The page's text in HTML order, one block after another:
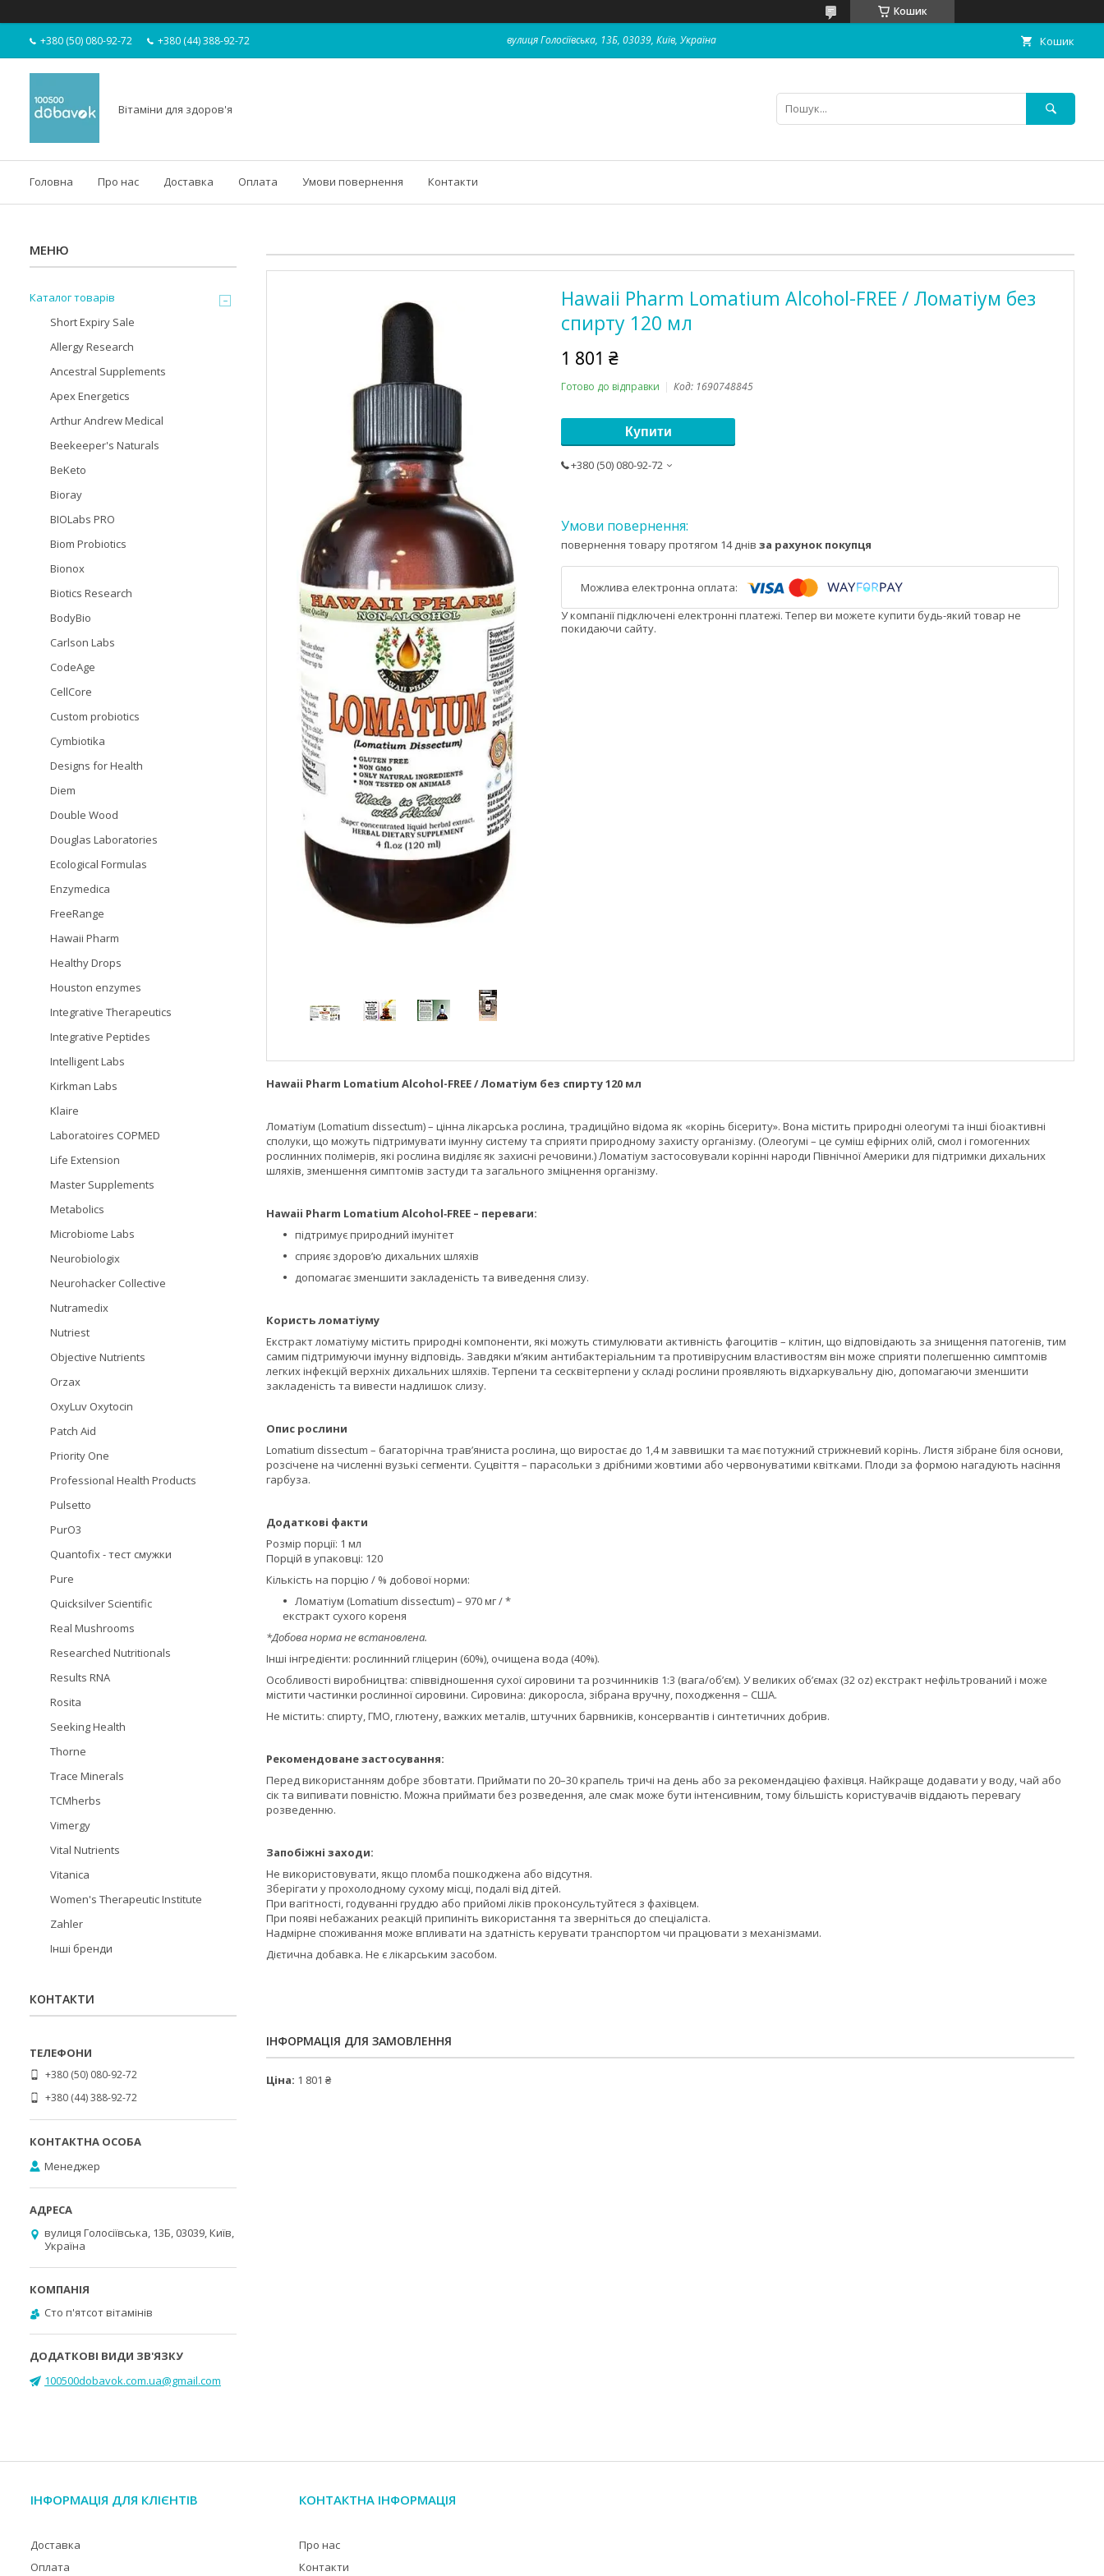
Кошик
+380 (50) 080-92-72 +380 (44) 388-92-72 вулиця Голосіївська, 13Б, 03039, Київ, Україна Кошик
Вітаміни для здоров'я
Головна Про нас Доставка Оплата Умови повернення Контакти
Hawaii Pharm Lomatium Alcohol-FREE / Ломатіум без
спирту 120 мл
1 801 ₴
Готово до відправки Код: 1690748845
Купити
+380 (50) 080-92-72
повернення товару протягом 14 днів за рахунок покупця
У компанії підключені електронні платежі. Тепер ви можете купити будь-який товар не
покидаючи сайту.
Hawaii Pharm Lomatium Alcohol-FREE / Ломатіум без спирту 120 мл
Ломатіум (Lomatium dissectum) – цінна лікарська рослина, традиційно відома як «корінь бісериту». Вона містить природні олеогумі та інші біоактивні
сполуки, що можуть підтримувати імунну систему та сприяти природному захисту організму. (Олеогумі – це суміш ефірних олій, смол і гомогенних
рослинних полімерів, які рослина виділяє як захисні речовини.) Ломатіум застосовували корінні народи Північної Америки для підтримки дихальних
шляхів, зменшення симптомів застуди та загального зміцнення організму.
Hawaii Pharm Lomatium Alcohol‑FREE – переваги:
підтримує природний імунітет
сприяє здоров’ю дихальних шляхів
допомагає зменшити закладеність та виведення слизу.
Користь ломатіуму
Екстракт ломатіуму містить природні компоненти, які можуть стимулювати активність фагоцитів – клітин, що відповідають за знищення патогенів, тим
самим підтримуючи імунну відповідь. Завдяки м’яким антибактеріальним та противірусним властивостям він може сприяти полегшенню симптомів
легких інфекцій верхніх дихальних шляхів. Терпени та сесквітерпени у складі рослини проявляють відхаркувальну дію, допомагаючи зменшити
закладеність та вивести надлишок слизу.
Опис рослини
Lomatium dissectum – багаторічна трав’яниста рослина, що виростає до 1,4 м заввишки та має потужний стрижневий корінь. Листя зібране біля основи,
розсічене на численні вузькі сегменти. Суцвіття – парасольки з дрібними жовтими або червонуватими квітками. Плоди за формою нагадують насіння
гарбуза.
Додаткові факти
Розмір порції: 1 мл
Порцій в упаковці: 120
Кількість на порцію / % добової норми:
Ломатіум (Lomatium dissectum) – 970 мг / *
екстракт сухого кореня
*Добова норма не встановлена.
Інші інгредієнти: рослинний гліцерин (60%), очищена вода (40%).
Особливості виробництва: співвідношення сухої сировини та розчинників 1:3 (вага/об’єм). У великих об’ємах (32 oz) екстракт нефільтрований і може
містити частинки рослинної сировини. Сировина: дикоросла, зібрана вручну, походження – США.
Не містить: спирту, ГМО, глютену, важких металів, штучних барвників, консервантів і синтетичних добрив.
Рекомендоване застосування:
Перед використанням добре збовтати. Приймати по 20–30 крапель тричі на день або за рекомендацією фахівця. Найкраще додавати у воду, чай або
сік та випивати повністю. Можна приймати без розведення, але смак може бути інтенсивним, тому більшість користувачів віддають перевагу
розведенню.
Запобіжні заходи:
Не використовувати, якщо пломба пошкоджена або відсутня.
Зберігати у прохолодному сухому місці, подалі від дітей.
При вагітності, годуванні груддю або прийомі ліків проконсультуйтеся з фахівцем.
При появі небажаних реакцій припиніть використання та зверніться до спеціаліста.
Надмірне споживання може впливати на здатність керувати транспортом чи працювати з механізмами.
Дієтична добавка. Не є лікарським засобом.
ІНФОРМАЦІЯ ДЛЯ ЗАМОВЛЕННЯ
Ціна: 1 801 ₴
Каталог товарів
Short Expiry Sale
Allergy Research
Ancestral Supplements
Apex Energetics
Arthur Andrew Medical
Beekeeper's Naturals
BeKeto
Bioray
BIOLabs PRO
Biom Probiotics
Bionox
Biotics Research
BodyBio
Carlson Labs
CodeAge
CellCore
Custom probiotics
Cymbiotika
Designs for Health
Diem
Double Wood
Douglas Laboratories
Ecological Formulas
Enzymedica
FreeRange
Hawaii Pharm
Healthy Drops
Houston enzymes
Integrative Therapeutics
Integrative Peptides
Intelligent Labs
Kirkman Labs
Klaire
Laboratoires COPMED
Life Extension
Master Supplements
Metabolics
Microbiome Labs
Neurobiologix
Neurohacker Collective
Nutramedix
Nutriest
Objective Nutrients
Orzax
OxyLuv Oxytocin
Patch Aid
Priority One
Professional Health Products
Pulsetto
PurO3
Quantofix - тест смужки
Pure
Quicksilver Scientific
Real Mushrooms
Researched Nutritionals
Results RNA
Rosita
Seeking Health
Thorne
Trace Minerals
TCMherbs
Vimergy
Vital Nutrients
Vitanica
Women's Therapeutic Institute
Zahler
Інші бренди
КОНТАКТИ
+380 (50) 080-92-72
+380 (44) 388-92-72
Менеджер
вулиця Голосіївська, 13Б, 03039, Київ,
Україна
Cто п'ятсот вітамінів
100500dobavok.com.ua@gmail.com
ІНФОРМАЦІЯ ДЛЯ КЛІЄНТІВ
Доставка
Оплата
КОНТАКТНА ІНФОРМАЦІЯ
Про нас
Контакти